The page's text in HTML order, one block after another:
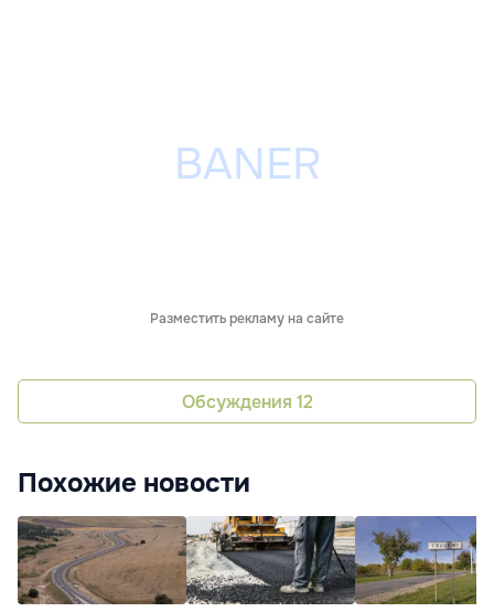
Разместить рекламу на сайте
Обсуждения 12
Похожие новости